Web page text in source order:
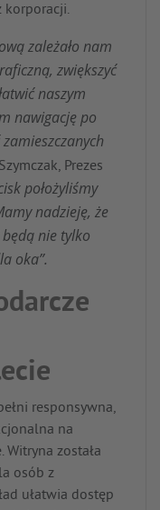
korporacji.
zależało nam
zwiększyć
naszym
nawigację po
Prezes
położyliśmy
nadzieję, że
nie tylko
oka”.
responsywna,
na
została
osób z
ułatwia dostęp